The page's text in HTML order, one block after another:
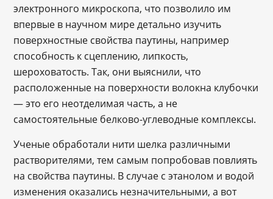
электронного микроскопа, что позволило им
впервые в научном мире детально изучить
поверхностные свойства паутины, например
способность к сцеплению, липкость,
шероховатость. Так, они выяснили, что
расположенные на поверхности волокна клубочки
— это его неотделимая часть, а не
самостоятельные белково-углеводные комплексы.
Ученые обработали нити шелка различными
растворителями, тем самым попробовав повлиять
на свойства паутины. В случае с этанолом и водой
изменения оказались незначительными, а вот